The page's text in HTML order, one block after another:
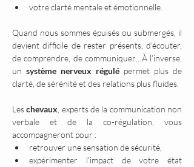
votre clarté mentale et émotionnelle.
Quand nous sommes épuisés ou submergés, il
devient difficile de rester présents, d’écouter,
de comprendre, de communiquer…À l’inverse,
un système nerveux régulé permet plus de
clarté, de sérénité et des relations plus fluides.
Les chevaux , experts de la communication non
verbale et de la co-régulation, vous
accompagneront pour :
retrouver une sensation de sécurité,
expérimenter l’impact de votre état